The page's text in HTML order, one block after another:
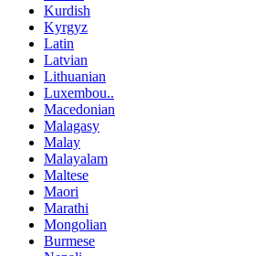
Kurdish
Kyrgyz
Latin
Latvian
Lithuanian
Luxembou..
Macedonian
Malagasy
Malay
Malayalam
Maltese
Maori
Marathi
Mongolian
Burmese